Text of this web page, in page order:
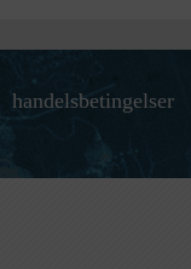
handelsbetingelser